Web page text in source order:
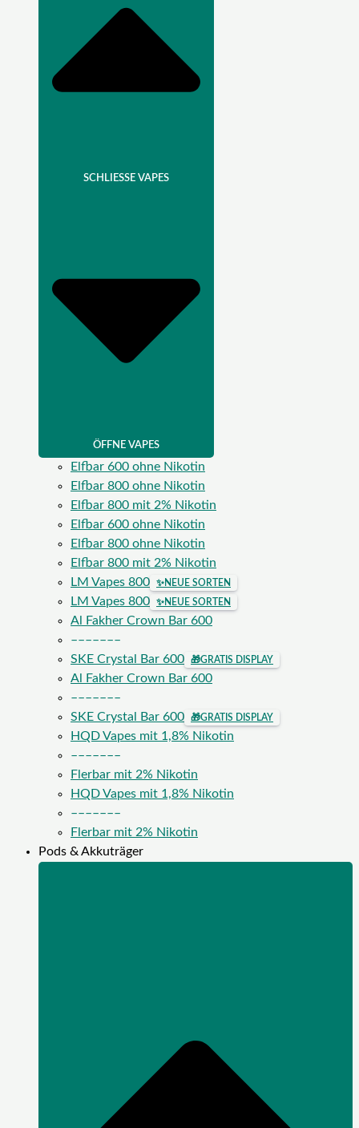
SCHLIESSE VAPES
ÖFFNE VAPES
Elfbar 600 ohne Nikotin
Elfbar 800 ohne Nikotin
Elfbar 800 mit 2% Nikotin
Elfbar 600 ohne Nikotin
Elfbar 800 ohne Nikotin
Elfbar 800 mit 2% Nikotin
LM Vapes 800
✨NEUE SORTEN
LM Vapes 800 ✨NEUE SORTEN
Al Fakher Crown Bar 600
–––––––
SKE Crystal Bar 600
🎁GRATIS DISPLAY
Al Fakher Crown Bar 600
–––––––
SKE Crystal Bar 600
🎁GRATIS DISPLAY
HQD Vapes mit 1,8% Nikotin
–––––––
Flerbar mit 2% Nikotin
HQD Vapes mit 1,8% Nikotin
–––––––
Flerbar mit 2% Nikotin
Pods & Akkuträger